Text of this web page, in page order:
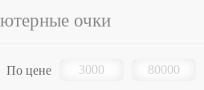
очки
По цене